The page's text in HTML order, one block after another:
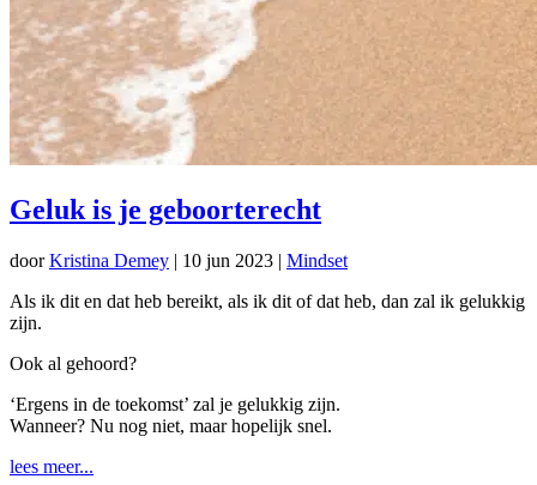
Geluk is je geboorterecht
doorKristina Demey | 10 jun 2023 | Mindset
Als ik dit en dat heb bereikt, als ik dit of dat heb, dan zal ik gelukkig
zijn.
Ook al gehoord?
‘Ergens in de toekomst’ zal je gelukkig zijn.
Wanneer? Nu nog niet, maar hopelijk snel.
lees meer...